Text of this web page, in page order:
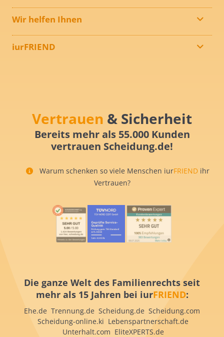
Wir helfen Ihnen
iurFRIEND
Vertrauen & Sicherheit
Bereits mehr als 55.000 Kunden
vertrauen Scheidung.de!
Warum schenken so viele Menschen iurFRIEND ihr
Vertrauen?
Die ganze Welt des Familienrechts seit
mehr als 15 Jahren bei iurFRIEND:
Ehe.de Trennung.de Scheidung.de Scheidung.com
Scheidung-online.ki Lebenspartnerschaft.de
Unterhalt.com EliteXPERTS.de